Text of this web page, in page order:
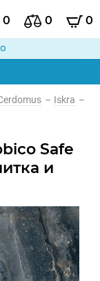
0 0 0
– Iskra –
Safe
и